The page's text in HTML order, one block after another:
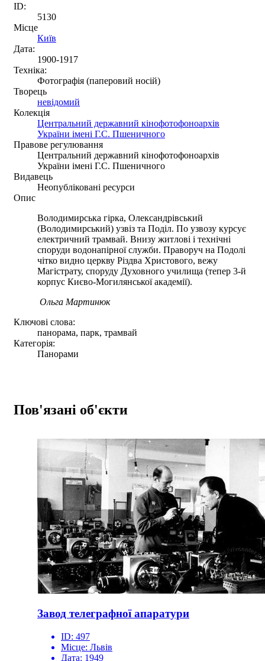
ID:
5130
Місце
Київ
Дата:
1900-1917
Техніка:
Фотографія (паперовий носій)
Творець
невідомий
Колекція
Центральний державний кінофотофоноархів
України імені Г.С. Пшеничного
Правове регулювання
Центральний державний кінофотофоноархів
України імені Г.С. Пшеничного
Видавець
Неопубліковані ресурси
Опис
Володимирська гірка, Олександрівський
(Володимирський) узвіз та Поділ. По узвозу курсує
електричний трамвай. Внизу житлові і технічні
споруди водонапірної служби. Праворуч на Подолі
чітко видно церкву Різдва Христового, вежу
Магістрату, споруду Духовного училища (тепер 3-й
корпус Києво-Могилянської академії).
Ольга Мартинюк
Ключові слова:
панорама, парк, трамвай
Категорія:
Панорами
Пов'язані об'єкти
Завод телеграфної апаратури
ID: 497
Місце: Львів
Дата: 1949